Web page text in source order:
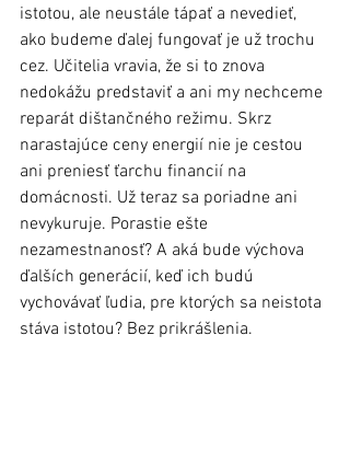
istotou, ale neustále tápať a nevedieť,
ako budeme ďalej fungovať je už trochu
cez. Učitelia vravia, že si to znova
nedokážu predstaviť a ani my nechceme
reparát dištančného režimu. Skrz
narastajúce ceny energií nie je cestou
ani preniesť ťarchu financií na
domácnosti. Už teraz sa poriadne ani
nevykuruje. Porastie ešte
nezamestnanosť? A aká bude výchova
ďalších generácií, keď ich budú
vychovávať ľudia, pre ktorých sa neistota
stáva istotou? Bez prikrášlenia.